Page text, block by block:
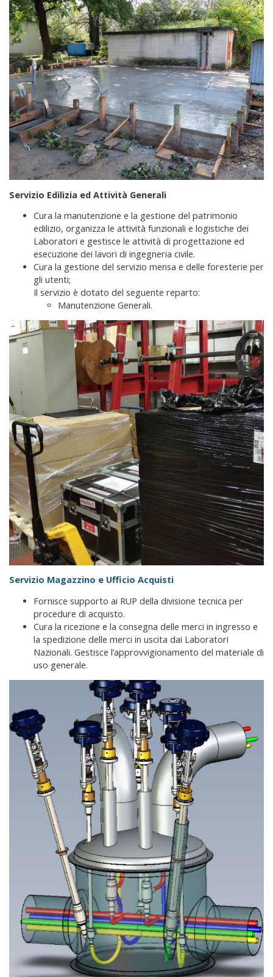
Servizio Edilizia ed Attività Generali
Cura la manutenzione e la gestione del patrimonio
edilizio, organizza le attività funzionali e logistiche dei
Laboratori e gestisce le attività di progettazione ed
esecuzione dei lavori di ingegneria civile.
Cura la gestione del servizio mensa e delle foresterie per
gli utenti;
Il servizio è dotato del seguente reparto:
Manutenzione Generali.
Servizio Magazzino e Ufficio Acquisti
Fornisce supporto ai RUP della divisione tecnica per
procedure di acquisto.
Cura la ricezione e la consegna delle merci in ingresso e
la spedizione delle merci in uscita dai Laboratori
Nazionali. Gestisce l’approvvigionamento del materiale di
uso generale.